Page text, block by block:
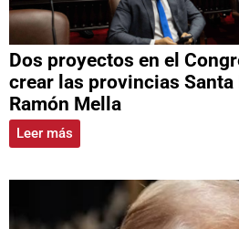
Dos proyectos en el
crear las provincias Santa
Ramón Mella
Leer más